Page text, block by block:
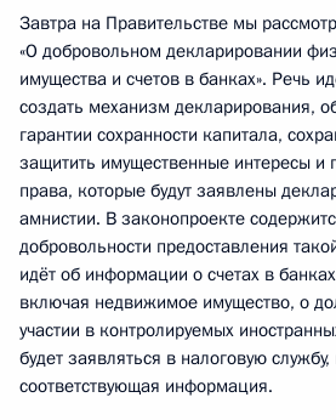
Завтра на Правительстве мы
«О добровольном декларировании
имущества и счетов в банках». Речь
создать механизм декларирования,
гарантии сохранности капитала,
защитить имущественные интересы и
права, которые будут заявлены
амнистии. В законопроекте
добровольности предоставления
идёт об информации о счетах в
включая недвижимое имущество, о
участии в контролируемых
будет заявляться в налоговую службу,
соответствующая информация.